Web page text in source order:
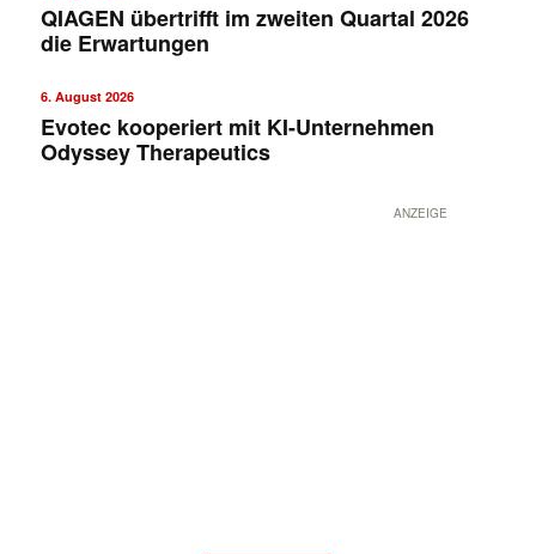
QIAGEN übertrifft im zweiten Quartal 2026
die Erwartungen
6. August 2026
Evotec kooperiert mit KI-Unternehmen
Odyssey Therapeutics
ANZEIGE